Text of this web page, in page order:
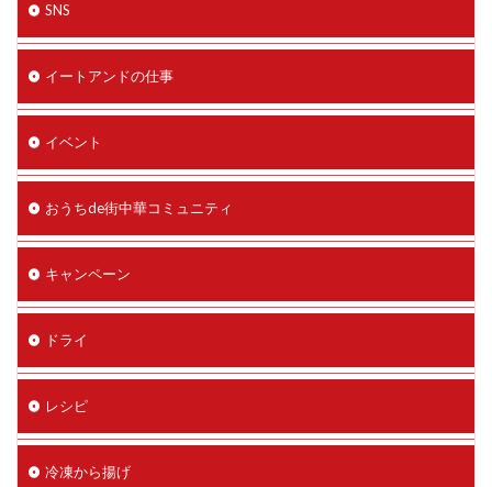
SNS
イートアンドの仕事
イベント
おうちde街中華コミュニティ
キャンペーン
ドライ
レシピ
冷凍から揚げ